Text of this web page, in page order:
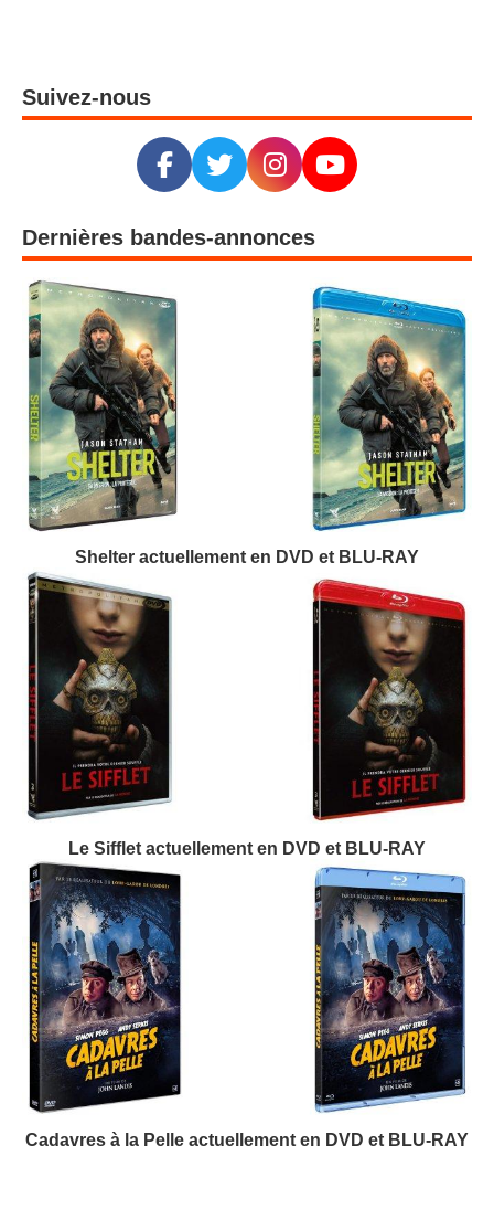
Suivez-nous
Dernières bandes-annonces
Shelter actuellement en DVD et BLU-RAY
Le Sifflet actuellement en DVD et BLU-RAY
Cadavres à la Pelle actuellement en DVD et BLU-RAY